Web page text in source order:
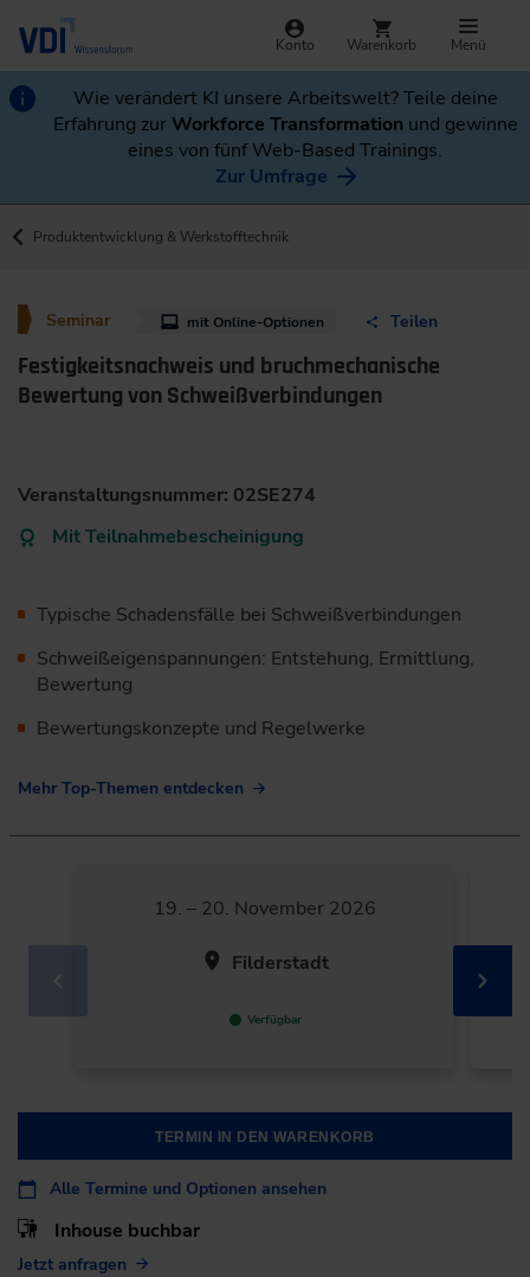
Konto Warenkorb Menü
Wie verändert KI unsere Arbeitswelt? Teile deine
Erfahrung zurWorkforce Transformation und gewinne
eines von fünf Web-Based Trainings.
Zur Umfrage
Produktentwicklung & Werkstofftechnik
Seminar mit Online-Optionen Teilen
Festigkeitsnachweis und bruchmechanische
Bewertung von Schweißverbindungen
Veranstaltungsnummer: 02SE274
Mit Teilnahmebescheinigung
Typische Schadensfälle bei Schweißverbindungen
Schweißeigenspannungen: Entstehung, Ermittlung,
Bewertung
Bewertungskonzepte und Regelwerke
Mehr Top-Themen entdecken
19. – 20. November 2026
Filderstadt
Verfügbar
TERMIN IN DEN WARENKORB
Alle Termine und Optionen ansehen
Inhouse buchbar
Jetzt anfragen